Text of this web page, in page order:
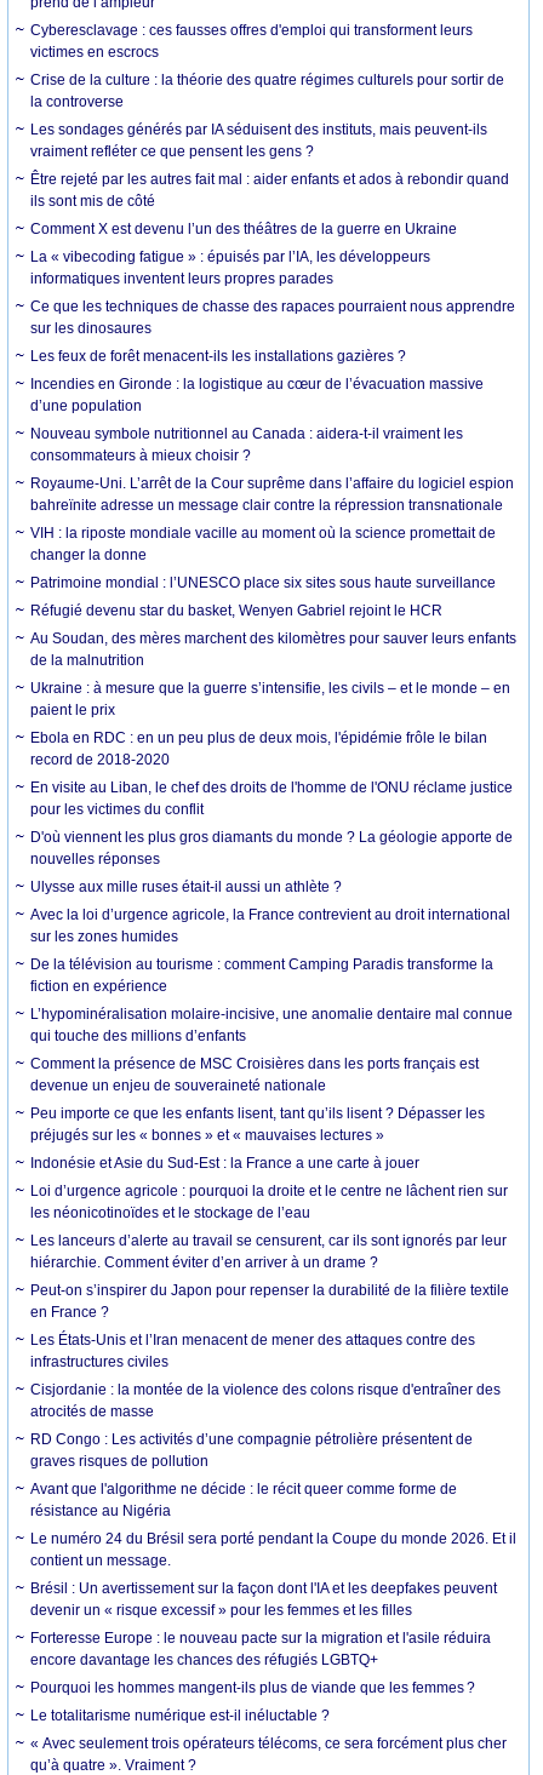
Cyberesclavage : ces fausses offres d'emploi qui transforment leurs
victimes en escrocs
Crise de la culture : la théorie des quatre régimes culturels pour sortir de
la controverse
Les sondages générés par IA séduisent des instituts, mais peuvent-ils
vraiment refléter ce que pensent les gens ?
Être rejeté par les autres fait mal : aider enfants et ados à rebondir quand
ils sont mis de côté
Comment X est devenu l’un des théâtres de la guerre en Ukraine
La « vibecoding fatigue » : épuisés par l’IA, les développeurs
informatiques inventent leurs propres parades
Ce que les techniques de chasse des rapaces pourraient nous apprendre
sur les dinosaures
Les feux de forêt menacent-ils les installations gazières ?
Incendies en Gironde : la logistique au cœur de l’évacuation massive
d’une population
Nouveau symbole nutritionnel au Canada : aidera-t-il vraiment les
consommateurs à mieux choisir ?
Royaume-Uni. L’arrêt de la Cour suprême dans l’affaire du logiciel espion
bahreïnite adresse un message clair contre la répression transnationale
VIH : la riposte mondiale vacille au moment où la science promettait de
changer la donne
Patrimoine mondial : l’UNESCO place six sites sous haute surveillance
Réfugié devenu star du basket, Wenyen Gabriel rejoint le HCR
Au Soudan, des mères marchent des kilomètres pour sauver leurs enfants
de la malnutrition
Ukraine : à mesure que la guerre s’intensifie, les civils – et le monde – en
paient le prix
Ebola en RDC : en un peu plus de deux mois, l'épidémie frôle le bilan
record de 2018-2020
En visite au Liban, le chef des droits de l'homme de l'ONU réclame justice
pour les victimes du conflit
D'où viennent les plus gros diamants du monde ? La géologie apporte de
nouvelles réponses
Ulysse aux mille ruses était-il aussi un athlète ?
Avec la loi d’urgence agricole, la France contrevient au droit international
sur les zones humides
De la télévision au tourisme : comment Camping Paradis transforme la
fiction en expérience
L’hypominéralisation molaire-incisive, une anomalie dentaire mal connue
qui touche des millions d’enfants
Comment la présence de MSC Croisières dans les ports français est
devenue un enjeu de souveraineté nationale
Peu importe ce que les enfants lisent, tant qu’ils lisent ? Dépasser les
préjugés sur les « bonnes » et « mauvaises lectures »
Indonésie et Asie du Sud-Est : la France a une carte à jouer
Loi d’urgence agricole : pourquoi la droite et le centre ne lâchent rien sur
les néonicotinoïdes et le stockage de l’eau
Les lanceurs d’alerte au travail se censurent, car ils sont ignorés par leur
hiérarchie. Comment éviter d’en arriver à un drame ?
Peut-on s’inspirer du Japon pour repenser la durabilité de la filière textile
en France ?
Les États-Unis et l’Iran menacent de mener des attaques contre des
infrastructures civiles
Cisjordanie : la montée de la violence des colons risque d'entraîner des
atrocités de masse
RD Congo : Les activités d’une compagnie pétrolière présentent de
graves risques de pollution
Avant que l'algorithme ne décide : le récit queer comme forme de
résistance au Nigéria
Le numéro 24 du Brésil sera porté pendant la Coupe du monde 2026. Et il
contient un message.
Brésil : Un avertissement sur la façon dont l'IA et les deepfakes peuvent
devenir un « risque excessif » pour les femmes et les filles
Forteresse Europe : le nouveau pacte sur la migration et l'asile réduira
encore davantage les chances des réfugiés LGBTQ+
Pourquoi les hommes mangent-ils plus de viande que les femmes ?
Le totalitarisme numérique est-il inéluctable ?
« Avec seulement trois opérateurs télécoms, ce sera forcément plus cher
qu’à quatre ». Vraiment ?